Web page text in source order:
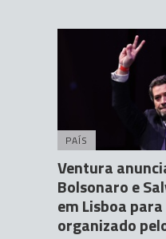
PAÍS
Ventura
Bolsonaro e
em Lisboa
organizado